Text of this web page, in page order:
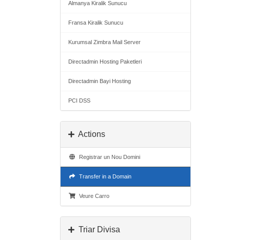
Almanya Kiralik Sunucu
Fransa Kiralik Sunucu
Kurumsal Zimbra Mail Server
Directadmin Hosting Paketleri
Directadmin Bayi Hosting
PCI DSS
Actions
Registrar un Nou Domini
Transfer in a Domain
Veure Carro
Triar Divisa